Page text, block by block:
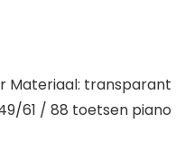
Materiaal: transparant
61 / 88 toetsen piano